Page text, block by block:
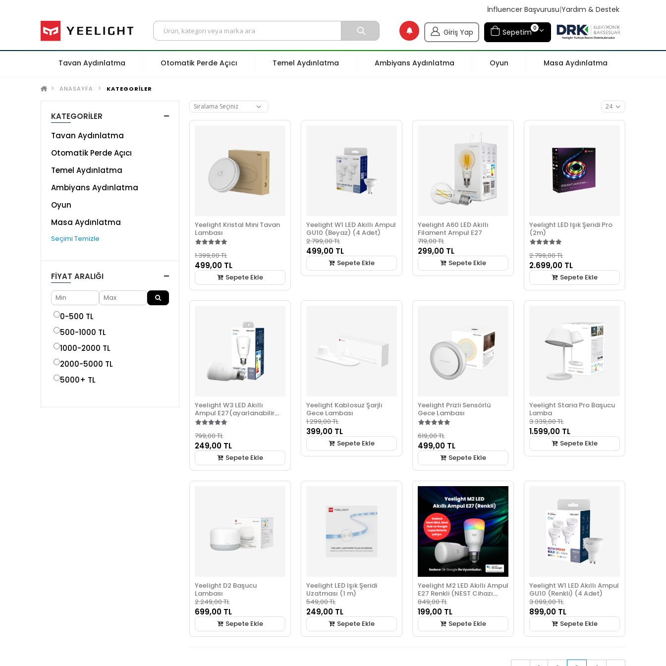
İnfluencer Başvurusu|Yardım & Destek
Giriş Yap Sepetim0
Tavan Aydınlatma Otomatik Perde Açıcı Temel Aydınlatma Ambiyans Aydınlatma Oyun Masa Aydınlatma
ANASAYFA KATEGORİLER
Yeelight Kristal Mini Tavan
Lambası
1.399,00 TL
499,00 TL
Sepete Ekle
Yeelight W1 LED Akıllı Ampul
GU10 (Beyaz) (4 Adet)
2.799,00 TL
499,00 TL
Sepete Ekle
Yeelight A60 LED Akıllı
Filament Ampul E27
719,00 TL
299,00 TL
Sepete Ekle
Yeelight LED Işık Şeridi Pro
(2m)
2.799,00 TL
2.699,00 TL
Sepete Ekle
Yeelight W3 LED Akıllı
Ampul E27(ayarlanabilir
sarı)
799,00 TL
249,00 TL
Sepete Ekle
Yeelight Kablosuz Şarjlı
Gece Lambası
1.299,00 TL
399,00 TL
Sepete Ekle
Yeelight Prizli Sensörlü
Gece Lambası
619,00 TL
499,00 TL
Sepete Ekle
Yeelight Staria Pro Başucu
Lamba
3.339,00 TL
1.599,00 TL
Sepete Ekle
Yeelight D2 Başucu
Lambası
2.249,00 TL
699,00 TL
Sepete Ekle
Yeelight LED Işık Şeridi
Uzatması (1 m)
549,00 TL
249,00 TL
Sepete Ekle
Yeelight M2 LED Akıllı Ampul
E27 Renkli (NEST Cihazı
Gerekli)
849,00 TL
199,00 TL
Sepete Ekle
Yeelight W1 LED Akıllı Ampul
GU10 (Renkli) (4 Adet)
3.099,00 TL
899,00 TL
Sepete Ekle
KATEGORİLER
Tavan Aydınlatma
Otomatik Perde Açıcı
Temel Aydınlatma
Ambiyans Aydınlatma
Oyun
Masa Aydınlatma
Seçimi Temizle
FIYAT ARALIĞI
0-500 TL
500-1000 TL
1000-2000 TL
2000-5000 TL
5000+ TL